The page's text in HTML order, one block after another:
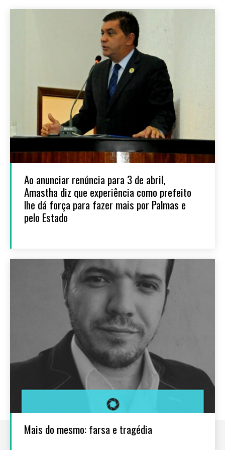
Ao anunciar renúncia para 3 de abril,
Amastha diz que experiência como prefeito
lhe dá força para fazer mais por Palmas e
pelo Estado
Mais do mesmo: farsa e tragédia